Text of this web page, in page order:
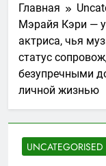
Главная
Мэрайя Кэри —
актриса, чья
статус
безупречными
личной жизнью
UNCATEGORISED